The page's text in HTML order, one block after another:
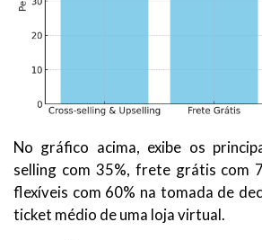
No gráfico acima, exibe os
selling com 35%, frete grátis com
flexíveis com 60% na tomada de
ticket médio de uma loja virtual.